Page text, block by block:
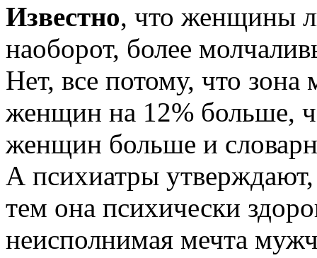
Известно, что женщины
наоборот, более
Нет, все потому, что зона
женщин на 12% больше,
женщин больше и
А психиатры
тем она психически
неисполнимая мечта